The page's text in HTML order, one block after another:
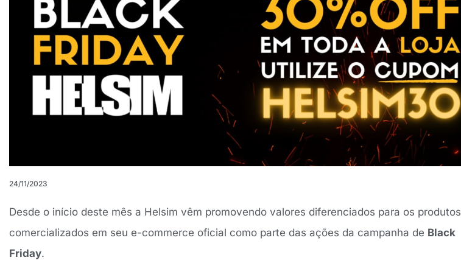
24/11/2023
Desde o início deste mês a Helsim vêm promovendo valores diferenciados para os produtos
comercializados em seu e-commerce oficial como parte das ações da campanha de Black
Friday.